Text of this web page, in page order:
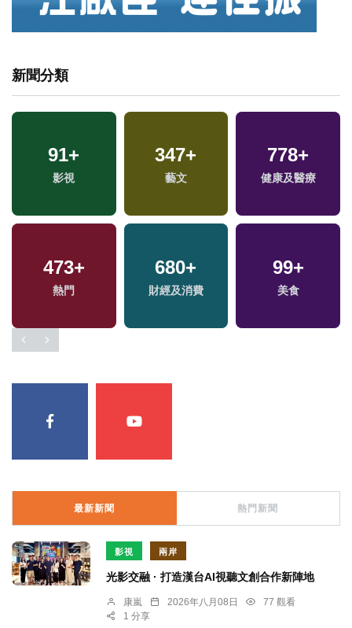
新聞分類
91+
影視
347+
藝文
778+
健康及醫療
473+
熱門
680+
財經及消費
99+
美食
15+
演唱會
942+
綜合
94+
兩岸
919+
文教
18+
海峽論壇專區
2+
兩岸藝苑天地
最新新聞 熱門新聞
影視 兩岸
光影交融 · 打造漢台AI視聽文創合作新陣地
康嵐 2026年八月08日
77 觀看
1 分享